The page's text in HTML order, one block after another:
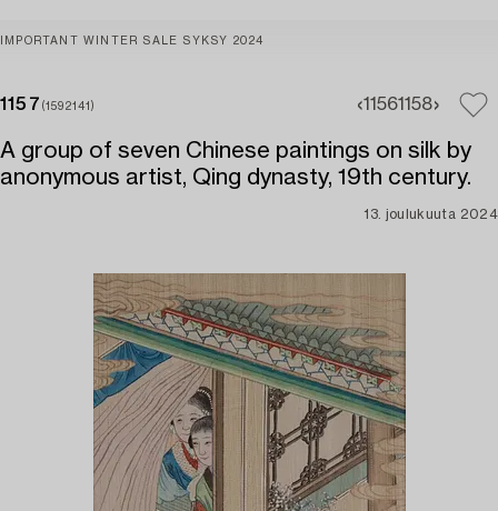
IMPORTANT WINTER SALE SYKSY 2024
1157 (1592141) 11561158
A group of seven Chinese paintings on silk by
anonymous artist, Qing dynasty, 19th century.
13. joulukuuta 2024